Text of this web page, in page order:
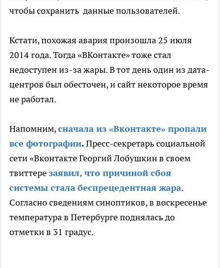
чтобы сохранить данные пользователей.
Кстати, похожая авария произошла 25 июля
2014 года. Тогда «ВКонтакте» тоже стал
недоступен из-за жары. В тот день один из дата-
центров был обесточен, и сайт некоторое время
не работал.
Напомним,сначала из «Вконтакте» пропали
все фотографии.Пресс-секретарь социальной
сети «Вконтакте Георгий Лобушкин в своем
твиттерезаявил, что причиной сбоя
системы стала беспрецедентная жара.
Согласно сведениям синоптиков, в воскресенье
температура в Петербурге поднялась до
отметки в 31 градус.